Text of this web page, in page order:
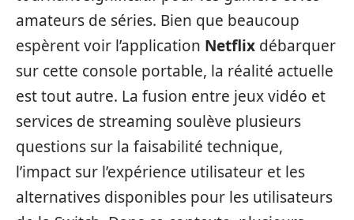
amateurs de séries. Bien que beaucoup
espèrent voir l’application Netflix débarquer
sur cette console portable, la réalité actuelle
est tout autre. La fusion entre jeux vidéo et
services de streaming soulève plusieurs
questions sur la faisabilité technique,
l’impact sur l’expérience utilisateur et les
alternatives disponibles pour les utilisateurs